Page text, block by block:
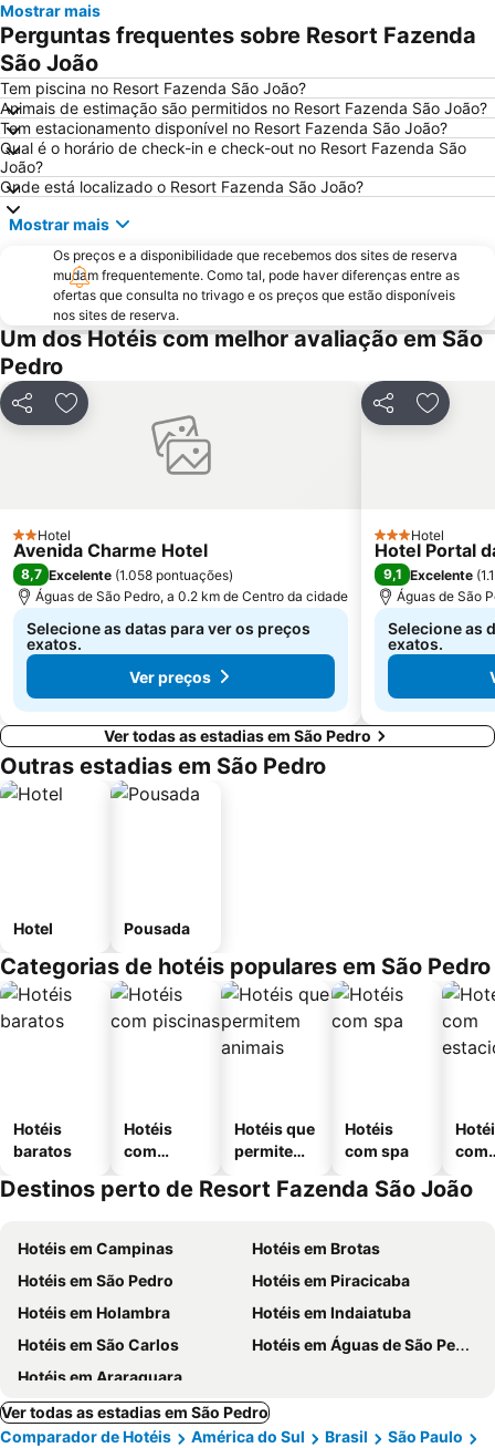
Mostrar mais
Perguntas frequentes sobre Resort Fazenda
São João
Tem piscina no Resort Fazenda São João?
Animais de estimação são permitidos no Resort Fazenda São João?
Tem estacionamento disponível no Resort Fazenda São João?
Qual é o horário de check-in e check-out no Resort Fazenda São
João?
Onde está localizado o Resort Fazenda São João?
Mostrar mais
Os preços e a disponibilidade que recebemos dos sites de reserva
mudam frequentemente. Como tal, pode haver diferenças entre as
ofertas que consulta no trivago e os preços que estão disponíveis
nos sites de reserva.
Um dos Hotéis com melhor avaliação em São
Pedro
PartilharAdicionar aos favoritos
2 Estrelas
Hotel
Avenida Charme Hotel
8,7 Excelente (1.058 pontuações)
Águas de São Pedro, a 0.2 km de Centro da cidade
Selecione as datas para ver os preços
exatos.
Ver preços
Partilhar
3 Estrelas
Hotel
Hotel Portal
9,1 Excelente (
Águas de São
Selecione as
exatos.
Ver todas as estadias em São Pedro
Outras estadias em São Pedro
Hotel Pousada
Categorias de hotéis populares em São Pedro
Hotéis
baratos
Hotéis
com
Hotéis que
permitem
Hotéis
com spa
com
Destinos perto de Resort Fazenda São João
Hotéis em Campinas
Hotéis em Brotas
Hotéis em São Pedro
Hotéis em Piracicaba
Hotéis em Holambra
Hotéis em Indaiatuba
Hotéis em São Carlos
Hotéis em Águas de São Pedro
Hotéis em Araraquara
Ver todas as estadias em São Pedro
Comparador de Hotéis
América do Sul Brasil
São Paulo